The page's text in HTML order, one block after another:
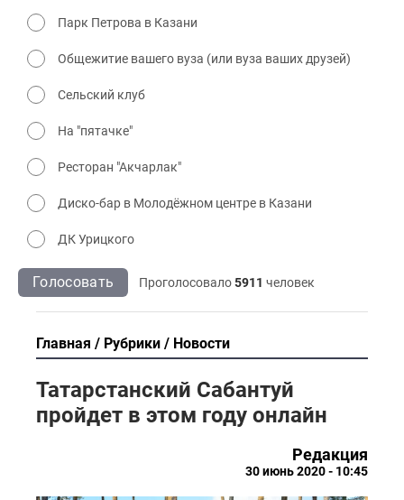
Парк Петрова в Казани
Общежитие вашего вуза (или вуза ваших друзей)
Сельский клуб
На "пятачке"
Ресторан "Акчарлак"
Диско-бар в Молодёжном центре в Казани
ДК Урицкого
Голосовать Проголосовало5911 человек
Главная Рубрики Новости
Татарстанский Сабантуй
пройдет в этом году онлайн
Редакция
30 июнь 2020 - 10:45